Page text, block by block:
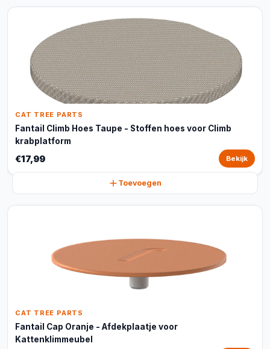
CAT TREE PARTS
Fantail Climb Hoes Taupe - Stoffen hoes voor Climb
krabplatform
€17,99 Bekijk
Toevoegen
CAT TREE PARTS
Fantail Cap Oranje - Afdekplaatje voor
Kattenklimmeubel